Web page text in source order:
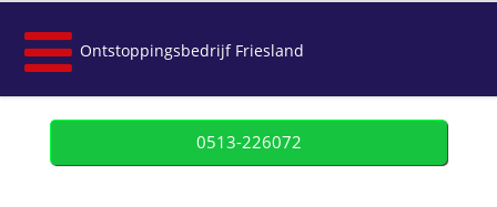
Ontstoppingsbedrijf Friesland
0513-226072